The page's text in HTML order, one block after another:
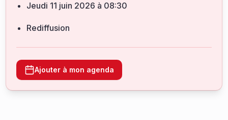
jeudi 11 juin 2026 à 08:30
Rediffusion
Ajouter à mon agenda